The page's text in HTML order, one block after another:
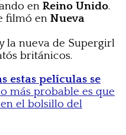
en Reino Unido.
filmó en Nueva
la nueva de Supergirl
británicos.
estas películas se
más probable es que
el bolsillo del